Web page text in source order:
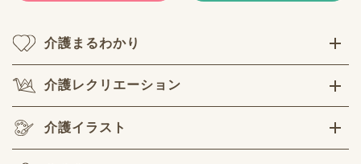
介護まるわかり
介護レクリエーション
介護イラスト